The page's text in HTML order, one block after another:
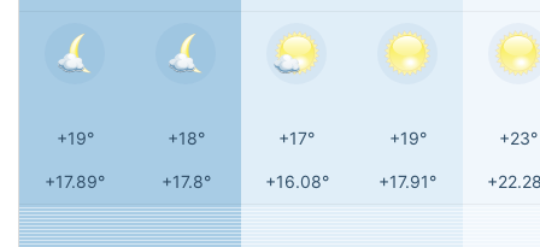
+19° +18° +17° +19° +23°
+17.89° +17.8° +16.08° +17.91°